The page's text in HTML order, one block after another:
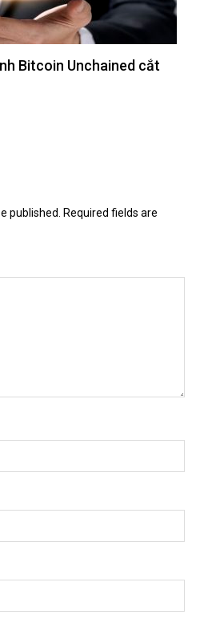
Bitcoin Unchained cắt
published. Required fields are